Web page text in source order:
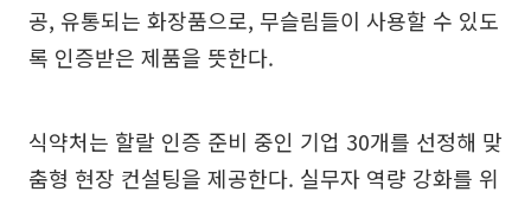
공, 유통되는 화장품으로, 무슬림들이 사용할 수 있도
록 인증받은 제품을 뜻한다.
식약처는 할랄 인증 준비 중인 기업 30개를 선정해 맞
춤형 현장 컨설팅을 제공한다. 실무자 역량 강화를 위